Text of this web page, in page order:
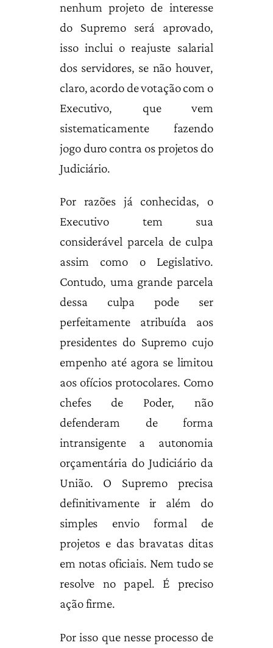
nenhum projeto de interesse
do Supremo será aprovado,
isso inclui o reajuste salarial
dos servidores, se não houver,
claro, acordo de votação com o
Executivo, que vem
sistematicamente fazendo
jogo duro contra os projetos do
Judiciário.
Por razões já conhecidas, o
Executivo tem sua
considerável parcela de culpa
assim como o Legislativo.
Contudo, uma grande parcela
dessa culpa pode ser
perfeitamente atribuída aos
presidentes do Supremo cujo
empenho até agora se limitou
aos ofícios protocolares. Como
chefes de Poder, não
defenderam de forma
intransigente a autonomia
orçamentária do Judiciário da
União. O Supremo precisa
definitivamente ir além do
simples envio formal de
projetos e das bravatas ditas
em notas oficiais. Nem tudo se
resolve no papel. É preciso
ação firme.
Por isso que nesse processo de